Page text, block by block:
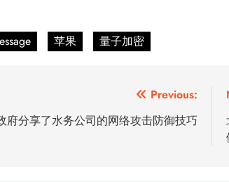
苹果 量子加密
Previous:
府分享了水务公司的网络攻击防御技巧